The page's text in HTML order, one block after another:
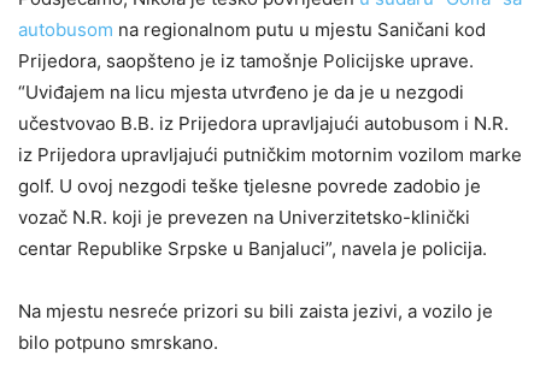
autobusom na regionalnom putu u mjestu Saničani kod
Prijedora, saopšteno je iz tamošnje Policijske uprave.
“Uviđajem na licu mjesta utvrđeno je da je u nezgodi
učestvovao B.B. iz Prijedora upravljajući autobusom i N.R.
iz Prijedora upravljajući putničkim motornim vozilom marke
golf. U ovoj nezgodi teške tjelesne povrede zadobio je
vozač N.R. koji je prevezen na Univerzitetsko-klinički
centar Republike Srpske u Banjaluci”, navela je policija.
Na mjestu nesreće prizori su bili zaista jezivi, a vozilo je
bilo potpuno smrskano.